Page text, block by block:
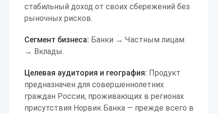
стабильный доход от своих сбережений без
рыночных рисков.
Сегмент бизнеса: Банки → Частным лицам
→ Вклады.
Целевая аудитория и география: Продукт
предназначен для совершеннолетних
граждан России, проживающих в регионах
присутствия Норвик Банка — прежде всего в